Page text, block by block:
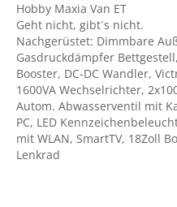
Hobby Maxia Van ET
Geht nicht, gibt´s nicht.
Nachgerüstet: Dimmbare
Gasdruckdämpfer
Booster, DC-DC Wandler,
1600VA Wechselrichter,
Autom. Abwasserventil mit
PC, LED
mit WLAN, SmartTV, 18Zoll
Lenkrad